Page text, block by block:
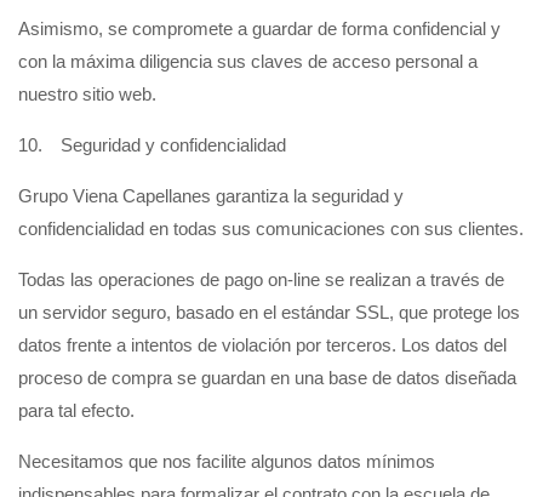
Asimismo, se compromete a guardar de forma confidencial y
con la máxima diligencia sus claves de acceso personal a
nuestro sitio web.
10. Seguridad y confidencialidad
Grupo Viena Capellanes garantiza la seguridad y
confidencialidad en todas sus comunicaciones con sus clientes.
Todas las operaciones de pago on-line se realizan a través de
un servidor seguro, basado en el estándar SSL, que protege los
datos frente a intentos de violación por terceros. Los datos del
proceso de compra se guardan en una base de datos diseñada
para tal efecto.
Necesitamos que nos facilite algunos datos mínimos